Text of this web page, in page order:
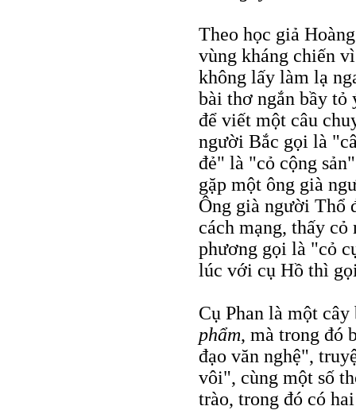
Theo học giả
vùng kháng chiến
không lấy làm lạ
bài thơ ngắn bầy tỏ
để viết một câu
người Bắc gọi là
đẻ" là "cỏ cộng
gặp một ông già
Ông già người Thổ
cách mạng, thấy
phương gọi là "cỏ
lúc với cụ Hồ thì
Cụ Phan là một
phẩm, mà trong đó
đạo văn nghệ",
vôi", cùng một số
trào, trong đó có